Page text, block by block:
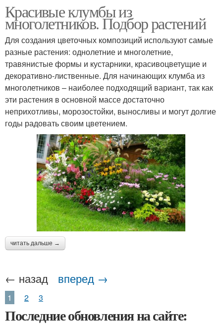
Красивые клумбы из
многолетников. Подбор растений
Для создания цветочных композиций используют самые
разные растения: однолетние и многолетние,
травянистые формы и кустарники, красивоцветущие и
декоративно-лиственные. Для начинающих клумба из
многолетников – наиболее подходящий вариант, так как
эти растения в основной массе достаточно
неприхотливы, морозостойки, выносливы и могут долгие
годы радовать своим цветением.
читать дальше →
← назад вперед →
1 2 3
Последние обновления на сайте: